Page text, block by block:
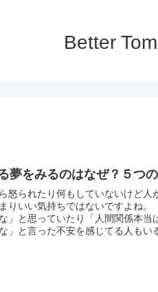
Better
夢をみるのはなぜ？５つ
怒られたり何もしていないけど人
りいい気持ちではないですよね。
」と思っていたり「人間関係本当
」と言った不安を感じてる人もい